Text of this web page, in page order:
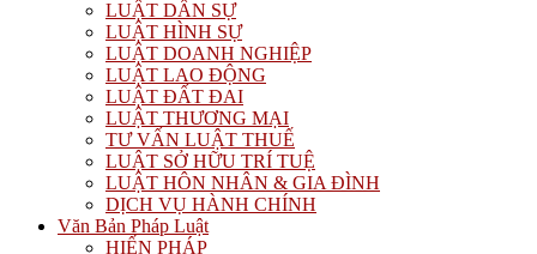
LUẬT DÂN SỰ
LUẬT HÌNH SỰ
LUẬT DOANH NGHIỆP
LUẬT LAO ĐỘNG
LUẬT ĐẤT ĐAI
LUẬT THƯƠNG MẠI
TƯ VẤN LUẬT THUẾ
LUẬT SỞ HỮU TRÍ TUỆ
LUẬT HÔN NHÂN & GIA ĐÌNH
DỊCH VỤ HÀNH CHÍNH
Văn Bản Pháp Luật
HIẾN PHÁP